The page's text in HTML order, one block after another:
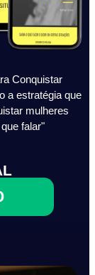
Conquistar
a estratégia que
mulheres
falar"